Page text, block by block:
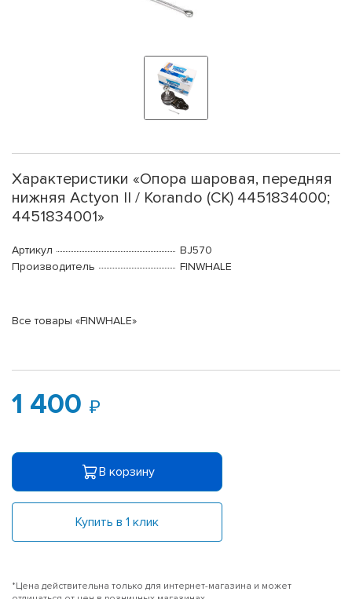
Характеристики «Опора шаровая, передняя
нижняя Actyon II / Korando (CK) 4451834000;
4451834001»
Артикул
BJ570
Производитель
FINWHALE
Все товары «FINWHALE»
1 400
В корзину
Купить в 1 клик
*Цена действительна только для интернет-магазина и может